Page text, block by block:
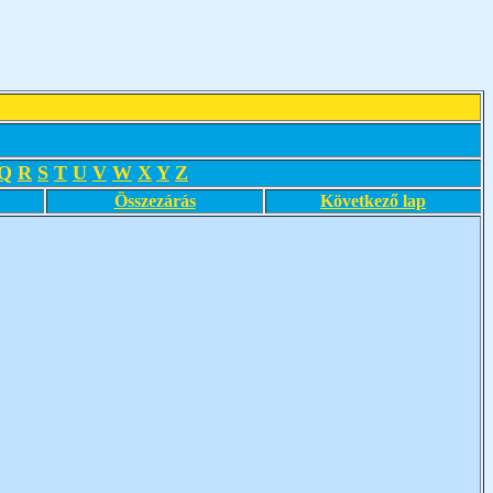
R S T U V W X Y Z
Összezárás Következő lap